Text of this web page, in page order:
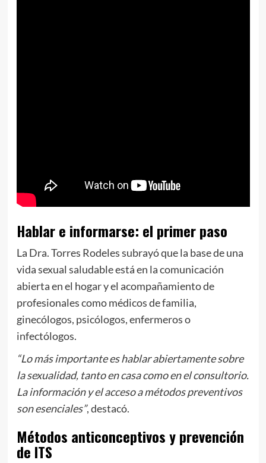
Hablar e informarse: el primer paso
La Dra. Torres Rodeles subrayó que la base de una
vida sexual saludable está en la comunicación
abierta en el hogar y el acompañamiento de
profesionales como médicos de familia,
ginecólogos, psicólogos, enfermeros o
infectólogos.
“Lo más importante es hablar abiertamente sobre
la sexualidad, tanto en casa como en el consultorio.
La información y el acceso a métodos preventivos
son esenciales”, destacó.
Métodos anticonceptivos y prevención
de ITS